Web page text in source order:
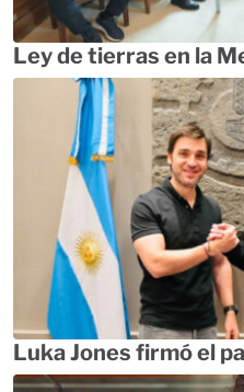
Ley de tierras en la
Luka Jones firmó el